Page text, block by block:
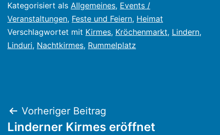
Kategorisiert als Allgemeines, Events /
Veranstaltungen, Feste und Feiern, Heimat
Verschlagwortet mit Kirmes, Kröchenmarkt, Lindern,
Linduri, Nachtkirmes, Rummelplatz
Beitragsnavigation
Vorheriger Beitrag
Linderner Kirmes eröffnet